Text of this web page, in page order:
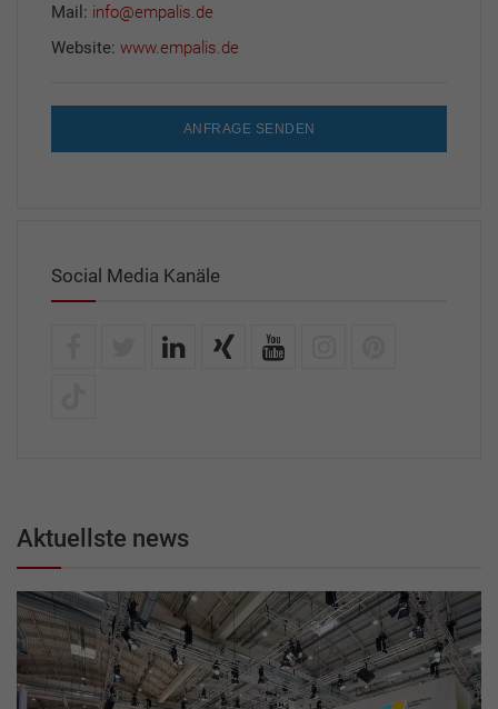
Mail: info@empalis.de
Website: www.empalis.de
ANFRAGE SENDEN
Social Media Kanäle
Aktuellste news